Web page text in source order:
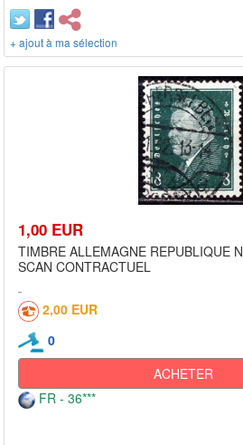
+ ajout à ma sélection
1,00 EUR
TIMBRE ALLEMAGNE REPUBLIQUE
SCAN CONTRACTUEL
2,00 EUR
0
ACHETER
FR - 36***